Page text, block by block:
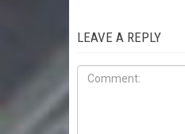
LEAVE A REPLY